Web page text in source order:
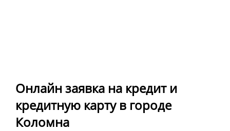
Онлайн заявка на кредит и
кредитную карту в городе
Коломна